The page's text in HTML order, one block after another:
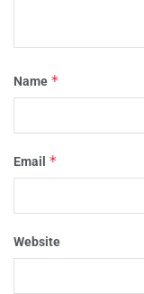
Name *
Email *
Website